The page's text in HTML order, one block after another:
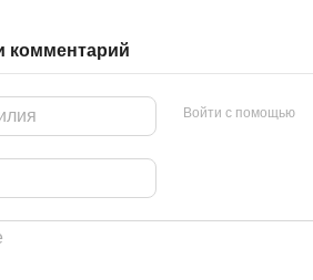
комментарий
Войти с помощью